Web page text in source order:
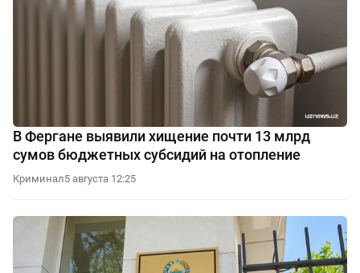
В Фергане выявили хищение почти 13 млрд
сумов бюджетных субсидий на отопление
Криминал5 августа 12:25